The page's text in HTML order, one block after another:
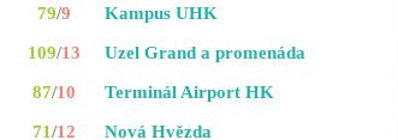
79/9
109/13
87/10
71/12
Kampus UHK
Uzel Grand a promenáda
Terminál Airport HK
Nová Hvězda